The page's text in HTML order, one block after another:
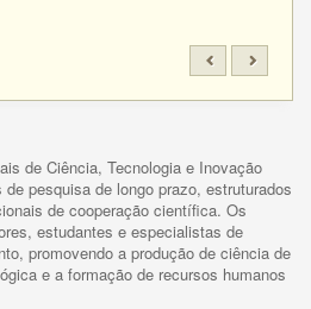
de Ciência, Tecnologia e Inovação
pesquisa de longo prazo, estruturados
de cooperação científica. Os
estudantes e especialistas de
promovendo a produção de ciência de
e a formação de recursos humanos